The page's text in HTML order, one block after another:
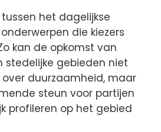
het dagelijkse
die kiezers
kan de opkomst van
stedelijke gebieden niet
duurzaamheid, maar
steun voor partijen
profileren op het gebied